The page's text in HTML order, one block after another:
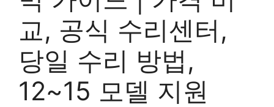
교, 공식 수리센터,
당일 수리 방법,
12~15 모델 지원